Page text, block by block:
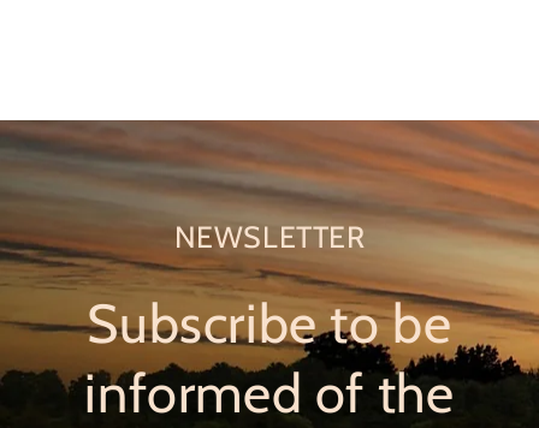
NEWSLETTER
Subscribe to be
informed of the